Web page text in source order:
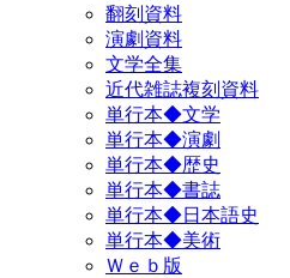
翻刻資料
演劇資料
文学全集
近代雑誌複刻資料
単行本◆文学
単行本◆演劇
単行本◆歴史
単行本◆書誌
単行本◆日本語史
単行本◆美術
Ｗｅｂ版